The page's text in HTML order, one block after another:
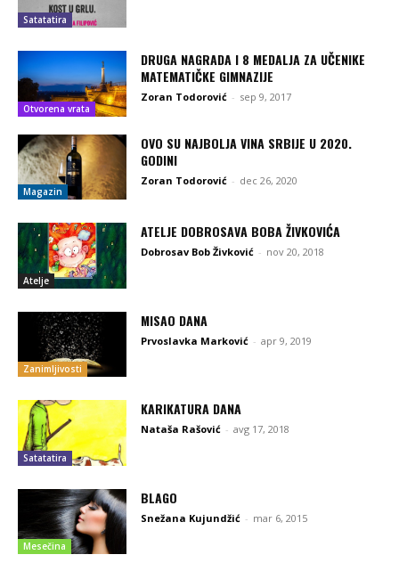
Satatatira
Otvorena vrata
DRUGA NAGRADA I 8 MEDALJA ZA UČENIKE
MATEMATIČKE GIMNAZIJE
Zoran Todorović - sep 9, 2017
Magazin
OVO SU NAJBOLJA VINA SRBIJE U 2020.
GODINI
Zoran Todorović - dec 26, 2020
Atelje
ATELJE DOBROSAVA BOBA ŽIVKOVIĆA
Dobrosav Bob Živković - nov 20, 2018
Zanimljivosti
MISAO DANA
Prvoslavka Marković - apr 9, 2019
Satatatira
KARIKATURA DANA
Nataša Rašović - avg 17, 2018
Mesečina
BLAGO
Snežana Kujundžić - mar 6, 2015